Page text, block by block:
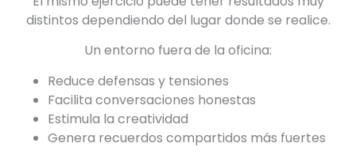
distintos dependiendo del lugar donde se realice.
Un entorno fuera de la oficina:
Reduce defensas y tensiones
Facilita conversaciones honestas
Estimula la creatividad
Genera recuerdos compartidos más fuertes